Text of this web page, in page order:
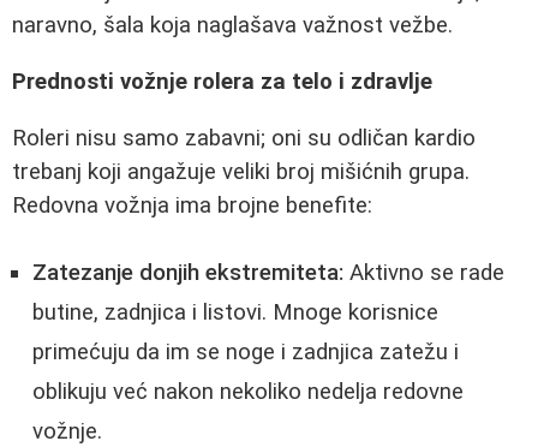
naravno, šala koja naglašava važnost vežbe.
Prednosti vožnje rolera za telo i zdravlje
Roleri nisu samo zabavni; oni su odličan kardio
trebanj koji angažuje veliki broj mišićnih grupa.
Redovna vožnja ima brojne benefite:
Zatezanje donjih ekstremiteta: Aktivno se rade
butine, zadnjica i listovi. Mnoge korisnice
primećuju da im se noge i zadnjica zatežu i
oblikuju već nakon nekoliko nedelja redovne
vožnje.